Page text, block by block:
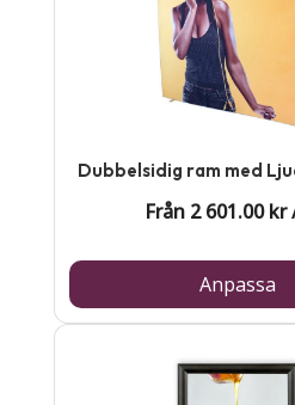
Dubbelsidig ram med
Från 2 601.00kr
Anpassa